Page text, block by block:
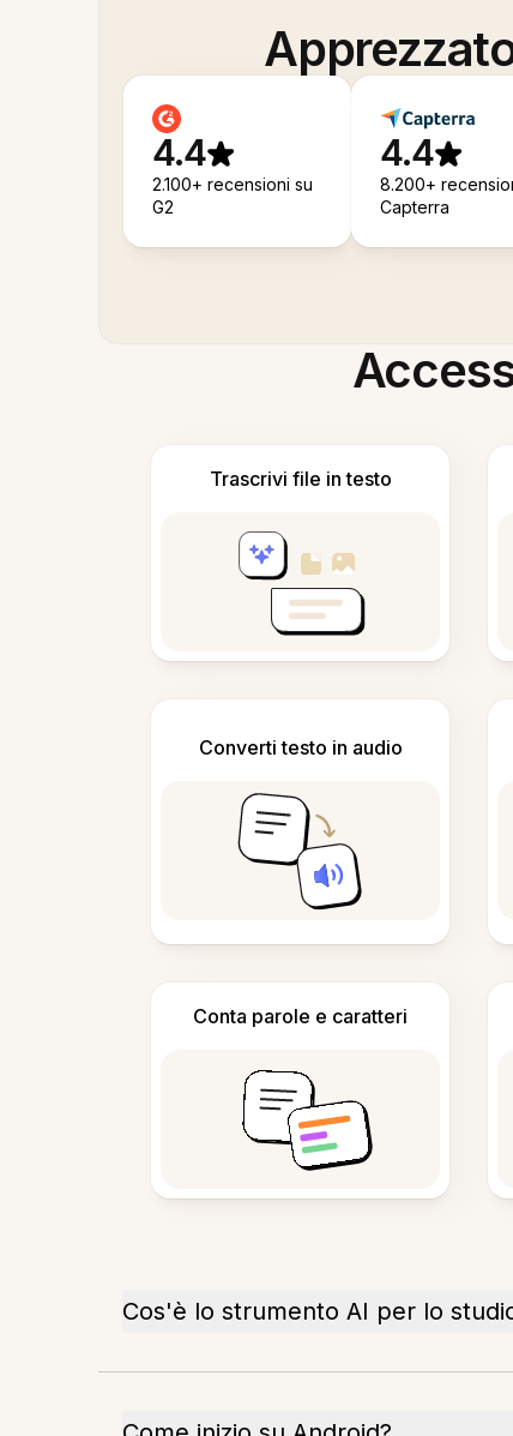
4.4
2.100+ recensioni su
G2
4.4
8.200+
Capterra
Trascrivi file in testo
Converti testo in audio
Conta parole e caratteri
Cos'è lo strumento AI per lo